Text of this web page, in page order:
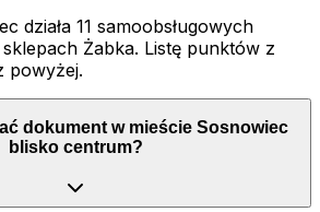
działa 11 samoobsługowych
Żabka. Listę punktów z
powyżej.
dokument w mieście Sosnowiec
blisko centrum?